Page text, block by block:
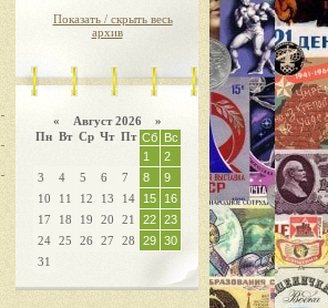
Показать / скрыть весь
архив
« Август 2026 »
Пн Вт Ср Чт Пт Сб Вс
1
2
3
4 5 6 7 8
9
10
11 12 13 14 15
16
17
18 19 20 21 22 23
24 25 26 27 28 29 30
31